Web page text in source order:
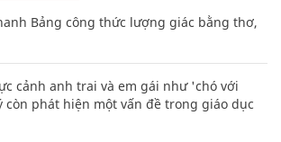
Bảng công thức lượng giác bằng thơ,
cảnh anh trai và em gái như 'chó với
phát hiện một vấn đề trong giáo dục